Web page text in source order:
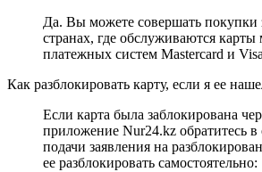
Да. Вы можете совершать покупки
странах, где обслуживаются
платежных систем Mastercard и
Как разблокировать карту, если я ее
Если карта была заблокирована
приложение Nur24.kz обратитесь в
подачи заявления на
ее разблокировать самостоятельно: